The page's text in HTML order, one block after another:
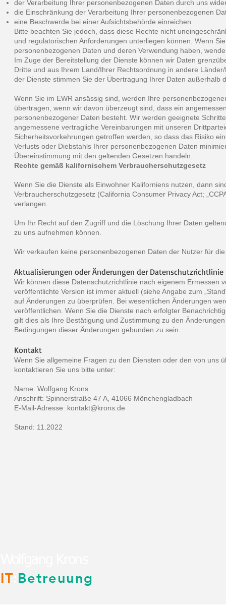
der Verarbeitung Ihrer personenbezogenen Daten durch uns
die Einschränkung der Verarbeitung Ihrer personenbezogenen
eine Beschwerde bei einer Aufsichtsbehörde einreichen.
Bitte beachten Sie jedoch, dass diese Rechte nicht
und regulatorischen Anforderungen unterliegen können. Wenn
personenbezogenen Daten und deren Verwendung haben,
Im Zuge der Bereitstellung der Dienste können wir Daten
Dritte und aus Ihrem Land/Ihrer Rechtsordnung in andere
der Dienste stimmen Sie der Übertragung Ihrer Daten außerhalb
Wenn Sie im EWR ansässig sind, werden Ihre
übertragen, wenn wir davon überzeugt sind, dass ein
personenbezogener Daten besteht. Wir werden geeignete
angemessene vertragliche Vereinbarungen mit unseren
Sicherheitsvorkehrungen getroffen werden, so dass das Risiko
Verlusts oder Diebstahls Ihrer personenbezogenen Daten
Übereinstimmung mit den geltenden Gesetzen handeln.
Rechte gemäß kalifornischem Verbraucherschutzgesetz
Wenn Sie die Dienste als Einwohner Kaliforniens nutzen, dann
Verbraucherschutzgesetz (California Consumer Privacy Act;
verlangen.
Um Ihr Recht auf den Zugriff und die Löschung Ihrer Daten
zu uns aufnehmen können.
Wir verkaufen keine personenbezogenen Daten der Nutzer für
Aktualisierungen oder Änderungen der Datenschutzrichtlinie
Wir können diese Datenschutzrichtlinie nach eigenem Ermessen
veröffentlichte Version ist immer aktuell (siehe Angabe zum
auf Änderungen zu überprüfen. Bei wesentlichen Änderungen
veröffentlichen. Wenn Sie die Dienste nach erfolgter
gilt dies als Ihre Bestätigung und Zustimmung zu den
Bedingungen dieser Änderungen gebunden zu sein.
Kontakt
Wenn Sie allgemeine Fragen zu den Diensten oder den von uns
kontaktieren Sie uns bitte unter:
Name: Wolfgang Krons
Anschrift: Spinnerstraße 47 A, 41066 Mönchengladbach
E-Mail-Adresse: kontakt@krons.de
Stand: 11.2022
IT: Betreuung